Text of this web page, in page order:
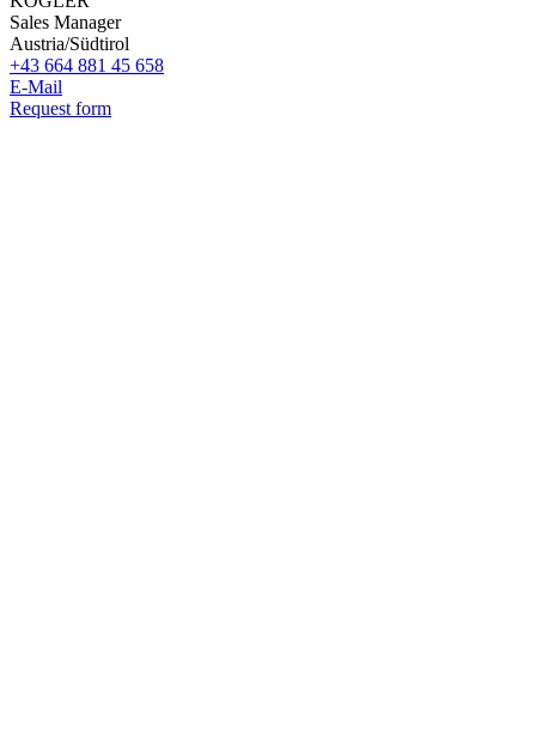
Sales Manager
Austria/Südtirol
+43 664 881 45 658
E-Mail
Request form